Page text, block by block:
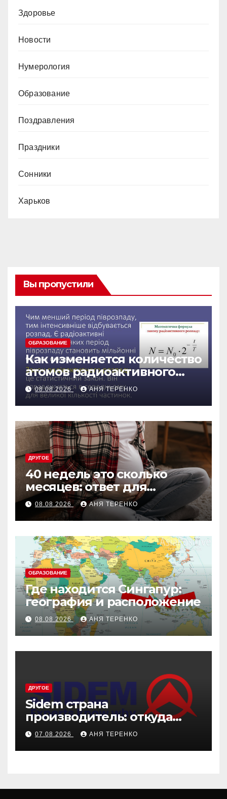
Здоровье
Новости
Нумерология
Образование
Поздравления
Праздники
Сонники
Харьков
Вы пропустили
ОБРАЗОВАНИЕ
Как изменяется количество
атомов радиоактивного
препарата со временем
08.08.2026 АНЯ ТЕРЕНКО
ДРУГОЕ
40 недель это сколько
месяцев: ответ для
беременных и не только
08.08.2026 АНЯ ТЕРЕНКО
ОБРАЗОВАНИЕ
Где находится Сингапур:
география и расположение
08.08.2026 АНЯ ТЕРЕНКО
ДРУГОЕ
Sidem страна
производитель: откуда
родом эти детали
07.08.2026 АНЯ ТЕРЕНКО